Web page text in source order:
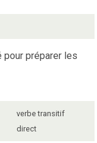
pour préparer les
verbe transitif
direct